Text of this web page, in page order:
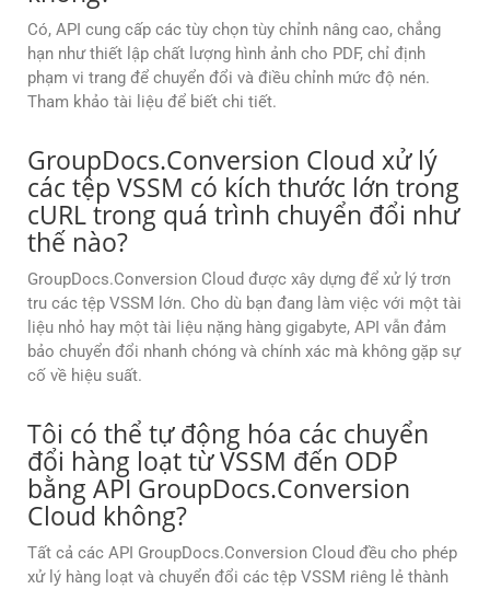
Có, API cung cấp các tùy chọn tùy chỉnh nâng cao, chẳng
hạn như thiết lập chất lượng hình ảnh cho PDF, chỉ định
phạm vi trang để chuyển đổi và điều chỉnh mức độ nén.
Tham khảo tài liệu để biết chi tiết.
GroupDocs.Conversion Cloud xử lý
các tệp VSSM có kích thước lớn trong
cURL trong quá trình chuyển đổi như
thế nào?
GroupDocs.Conversion Cloud được xây dựng để xử lý trơn
tru các tệp VSSM lớn. Cho dù bạn đang làm việc với một tài
liệu nhỏ hay một tài liệu nặng hàng gigabyte, API vẫn đảm
bảo chuyển đổi nhanh chóng và chính xác mà không gặp sự
cố về hiệu suất.
Tôi có thể tự động hóa các chuyển
đổi hàng loạt từ VSSM đến ODP
bằng API GroupDocs.Conversion
Cloud không?
Tất cả các API GroupDocs.Conversion Cloud đều cho phép
xử lý hàng loạt và chuyển đổi các tệp VSSM riêng lẻ thành